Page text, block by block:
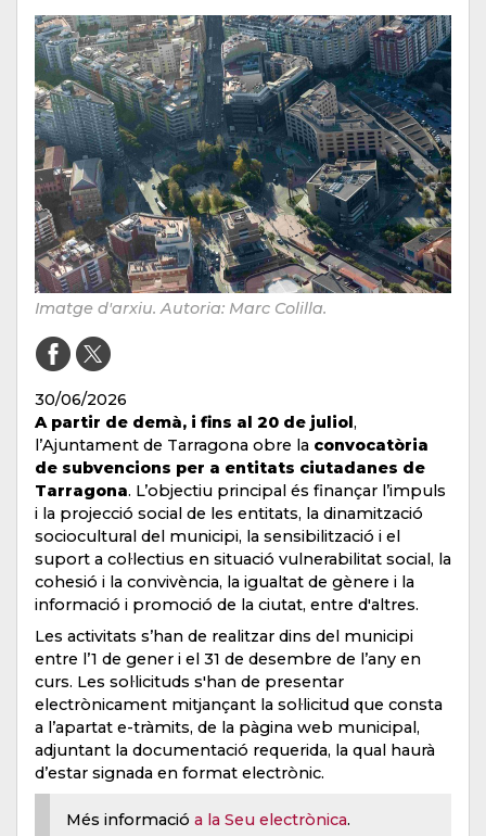
Imatge d'arxiu. Autoria: Marc Colilla.
30/06/2026
A partir de demà, i fins al 20 de juliol,
l’Ajuntament de Tarragona obre la convocatòria
de subvencions per a entitats ciutadanes de
Tarragona. L’objectiu principal és finançar l’impuls
i la projecció social de les entitats, la dinamització
sociocultural del municipi, la sensibilització i el
suport a col·lectius en situació vulnerabilitat social, la
cohesió i la convivència, la igualtat de gènere i la
informació i promoció de la ciutat, entre d'altres.
Les activitats s’han de realitzar dins del municipi
entre l’1 de gener i el 31 de desembre de l’any en
curs. Les sol·licituds s'han de presentar
electrònicament mitjançant la sol·licitud que consta
a l’apartat e-tràmits, de la pàgina web municipal,
adjuntant la documentació requerida, la qual haurà
d’estar signada en format electrònic.
Més informació a la Seu electrònica.